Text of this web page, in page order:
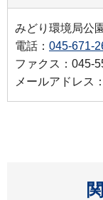
みどり環境局公
電話： 045-671-
ファクス：045-
メールアドレス：